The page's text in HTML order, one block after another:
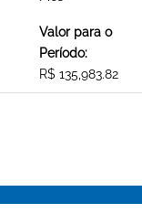
Valor para o
Período:
R$ 135,983.82